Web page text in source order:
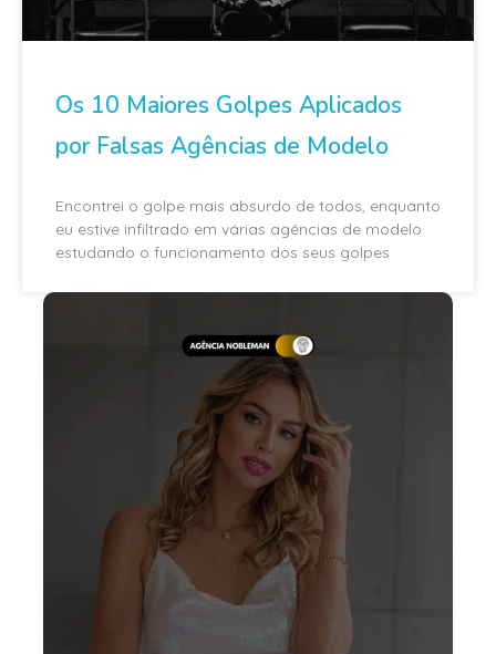
Os 10 Maiores Golpes Aplicados
por Falsas Agências de Modelo
Encontrei o golpe mais absurdo de todos, enquanto
eu estive infiltrado em várias agências de modelo
estudando o funcionamento dos seus golpes